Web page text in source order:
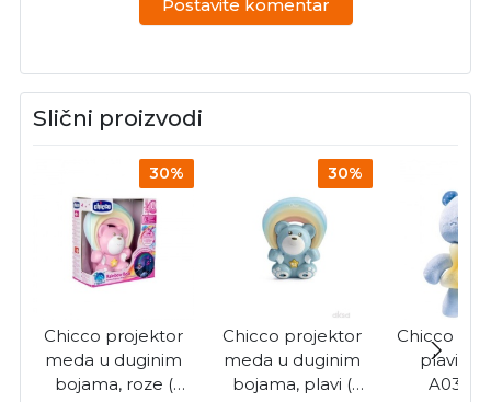
Postavite komentar
Slični proizvodi
30%
Chicco projektor
meda u duginim
bojama, roze (
30%
Chicco projektor
meda u duginim
bojama, plavi (
Chicco
plavi